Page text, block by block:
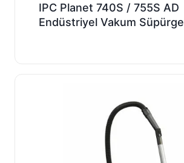
IPC Planet 740S / 755S AD
Endüstriyel Vakum Süpürge